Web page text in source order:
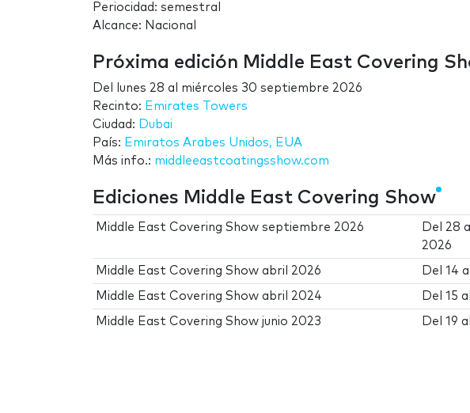
Periocidad: semestral
Alcance: Nacional
Próxima edición Middle East Covering
Del lunes 28 al miércoles 30 septiembre 2026
Recinto: Emirates Towers
Ciudad: Dubai
País: Emiratos Arabes Unidos, EUA
Más info.: middleeastcoatingsshow.com
Ediciones Middle East Covering Show
Middle East Covering Show septiembre 2026 Del 28
2026
Middle East Covering Show abril 2026 Del14
Middle East Covering Show abril 2024 Del15
Middle East Covering Show junio 2023 Del19 al